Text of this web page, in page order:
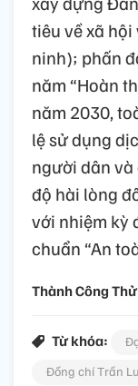
tiêu về xã
ninh); phấn
năm “Hoàn
năm 2030,
lệ sử dụng
người dân
độ hài lòng
với nhiệm kỳ
chuẩn “An
Thành Công Thử
Từ khóa:
Đồng chí Trần